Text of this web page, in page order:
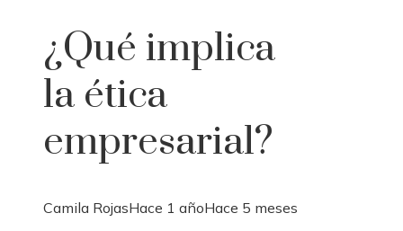
¿Qué implica
la ética
empresarial?
Camila RojasHace 1 añoHace 5 meses